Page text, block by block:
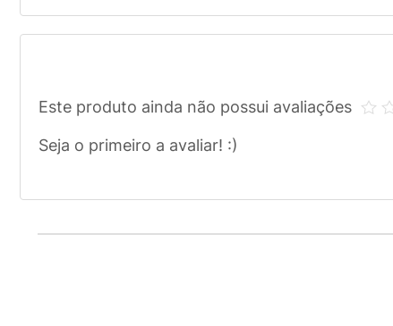
Este produto ainda não possui avaliações
Seja o primeiro a avaliar! :)